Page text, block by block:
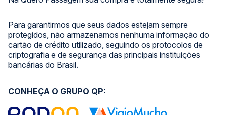
Para garantirmos que seus dados estejam sempre
protegidos, não armazenamos nenhuma informação do
cartão de crédito utilizado, seguindo os protocolos de
criptografia e de segurança das principais instituições
bancárias do Brasil.
CONHEÇA O GRUPO QP: